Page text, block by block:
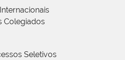
Colegiados
Seletivos